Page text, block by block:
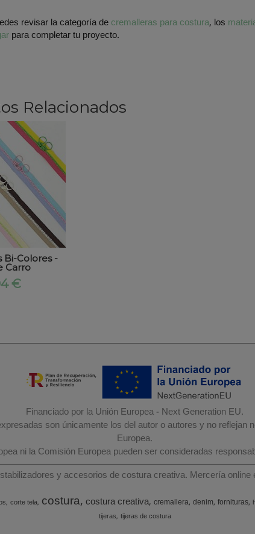
revisar la categoría decremalleras para costura, los
para completar tu proyecto.
Relacionados
Bi-Colores -
Carro
€
Financiado por la Unión Europea - Next Generation EU.
son únicamente los del autor o autores y no reflejan
Europea.
ni la Comisión Europea pueden ser consideradas
y accesorios de costura creativa. Mercería
corte tela costura costura creativa cremallera denim fornituras
tijeras tijeras de costura